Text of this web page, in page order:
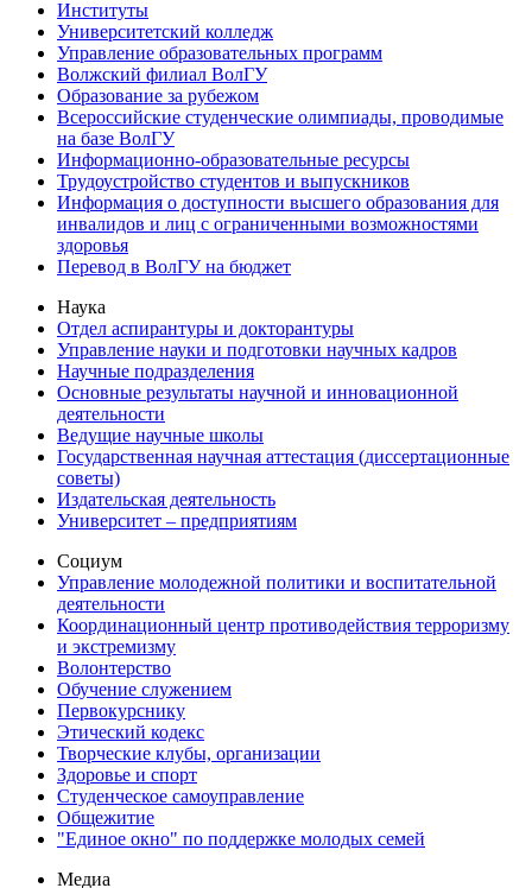
Институты
Университетский колледж
Управление образовательных программ
Волжский филиал ВолГУ
Образование за рубежом
Всероссийские студенческие олимпиады, проводимые
на базе ВолГУ
Информационно-образовательные ресурсы
Трудоустройство студентов и выпускников
Информация о доступности высшего образования для
инвалидов и лиц с ограниченными возможностями
здоровья
Перевод в ВолГУ на бюджет
Наука
Отдел аспирантуры и докторантуры
Управление науки и подготовки научных кадров
Научные подразделения
Основные результаты научной и инновационной
деятельности
Ведущие научные школы
Государственная научная аттестация (диссертационные
советы)
Издательская деятельность
Университет – предприятиям
Социум
Управление молодежной политики и воспитательной
деятельности
Координационный центр противодействия терроризму
и экстремизму
Волонтерство
Обучение служением
Первокурснику
Этический кодекс
Творческие клубы, организации
Здоровье и спорт
Студенческое самоуправление
Общежитие
"Единое окно" по поддержке молодых семей
Медиа